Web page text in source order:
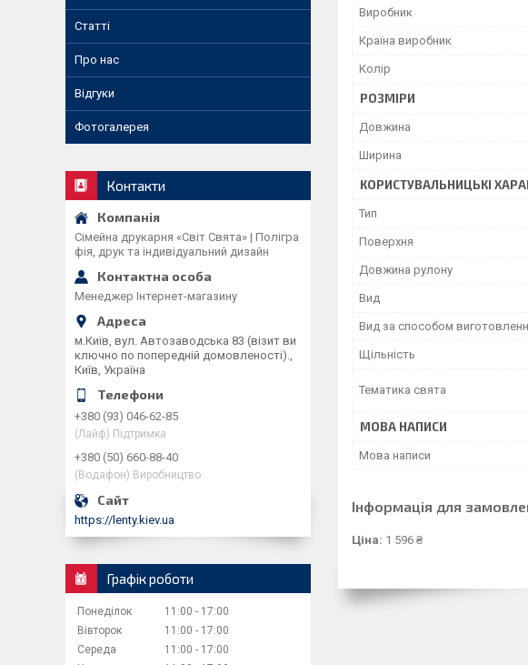
Виробник
Країна виробник
Колір
РОЗМІРИ
Довжина
Ширина
КОРИСТУВАЛЬНИЦЬКІ
Тип
Поверхня
Довжина рулону
Вид
Вид за способом
Щільність
Тематика свята
МОВА НАПИСИ
Мова написи
Інформація для
Ціна: 1 596 ₴
Статті
Про нас
Відгуки
Фотогалерея
Контакти
Сімейна друкарня «Світ Свята» | Полігра
фія, друк та індивідуальний дизайн
Менеджер Інтернет-магазину
м.Київ, вул. Автозаводська 83 (візит ви
ключно по попередній домовленості).,
Київ, Україна
+380 (93) 046-62-85
(Лайф) Підтримка
+380 (50) 660-88-40
(Водафон) Виробництво
https://lenty.kiev.ua
Графік роботи
Понеділок 11:00
17:00
Вівторок
11:00
17:00
Середа
11:00
17:00